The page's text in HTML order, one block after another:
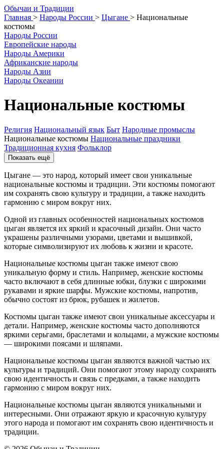
Обычаи и Традиции
Главная > Народы России > Цыгане > Национальные
костюмы
Народы России
Европейские народы
Народы Америки
Африканские народы
Народы Азии
Народы Океании
Национальные костюмы
Религия Национальный язык Быт Народные промыслы
Национальные костюмы Национальные праздники
Традиционная кухня Фольклор
Показать ещё
Цыгане — это народ, который имеет свои уникальные
национальные костюмы и традиции. Эти костюмы помогают
им сохранять свою культуру и традиции, а также находить
гармонию с миром вокруг них.
Одной из главных особенностей национальных костюмов
цыган является их яркий и красочный дизайн. Они часто
украшены различными узорами, цветами и вышивкой,
которые символизируют их любовь к жизни и красоте.
Национальные костюмы цыган также имеют свою
уникальную форму и стиль. Например, женские костюмы
часто включают в себя длинные юбки, блузки с широкими
рукавами и яркие шарфы. Мужские костюмы, напротив,
обычно состоят из брюк, рубашек и жилетов.
Костюмы цыган также имеют свои уникальные аксессуары и
детали. Например, женские костюмы часто дополняются
яркими серьгами, браслетами и кольцами, а мужские костюмы
— широкими поясами и шляпами.
Национальные костюмы цыган являются важной частью их
культуры и традиций. Они помогают этому народу сохранять
свою идентичность и связь с предками, а также находить
гармонию с миром вокруг них.
Национальные костюмы цыган являются уникальными и
интересными. Они отражают яркую и красочную культуру
этого народа и помогают им сохранять свою идентичность и
традиции.